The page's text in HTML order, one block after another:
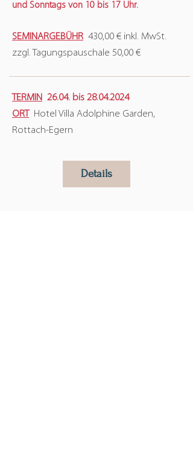
und Sonntags von 10 bis 17 Uhr.
SEMINARGEBÜHR 430,00 € inkl. MwSt.
zzgl. Tagungspauschale 50,00 €
TERMIN 26.04. bis 28.04.2024
ORT Hotel Villa Adolphine Garden,
Rottach-Egern
Details